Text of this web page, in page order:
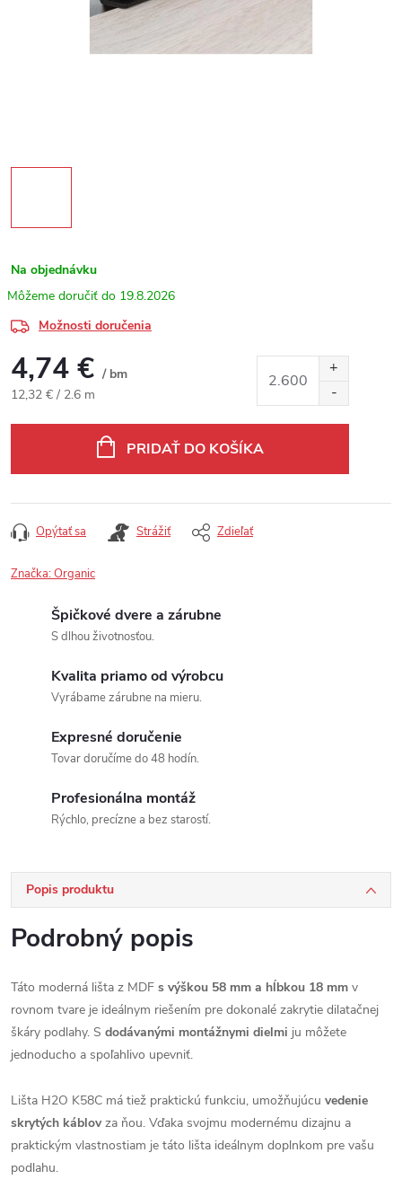
Na objednávku
19.8.2026
Možnosti doručenia
4,74 € / bm
Jednotková cena:
12,32 € / 2.6 m
PRIDAŤ DO KOŠÍKA
Opýtať sa Strážiť Zdieľať
Značka:Organic
Špičkové dvere a zárubne
S dlhou životnosťou.
Kvalita priamo od výrobcu
Vyrábame zárubne na mieru.
Expresné doručenie
Tovar doručíme do 48 hodín.
Profesionálna montáž
Rýchlo, precízne a bez starostí.
Popis produktu
Podrobný popis
Táto moderná lišta z MDF s výškou 58 mm a hĺbkou 18 mm v
rovnom tvare je ideálnym riešením pre dokonalé zakrytie dilatačnej
škáry podlahy. S dodávanými montážnymi dielmi ju môžete
jednoducho a spoľahlivo upevniť.
Lišta H2O K58C má tiež praktickú funkciu, umožňujúcu vedenie
skrytých káblovza ňou. Vďaka svojmu modernému dizajnu a
praktickým vlastnostiam je táto lišta ideálnym doplnkom pre vašu
podlahu.